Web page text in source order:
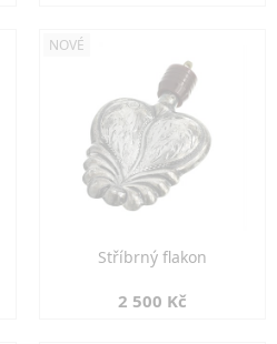
NOVÉ
Stříbrný flakon
2 500 Kč